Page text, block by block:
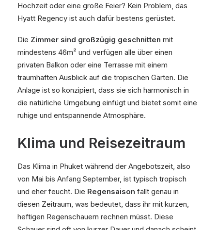
Hochzeit oder eine große Feier? Kein Problem, das
Hyatt Regency ist auch dafür bestens gerüstet.
Die Zimmer sind großzügig geschnitten mit
mindestens 46m² und verfügen alle über einen
privaten Balkon oder eine Terrasse mit einem
traumhaften Ausblick auf die tropischen Gärten. Die
Anlage ist so konzipiert, dass sie sich harmonisch in
die natürliche Umgebung einfügt und bietet somit eine
ruhige und entspannende Atmosphäre.
Klima und Reisezeitraum
Das Klima in Phuket während der Angebotszeit, also
von Mai bis Anfang September, ist typisch tropisch
und eher feucht. Die Regensaison fällt genau in
diesen Zeitraum, was bedeutet, dass ihr mit kurzen,
heftigen Regenschauern rechnen müsst. Diese